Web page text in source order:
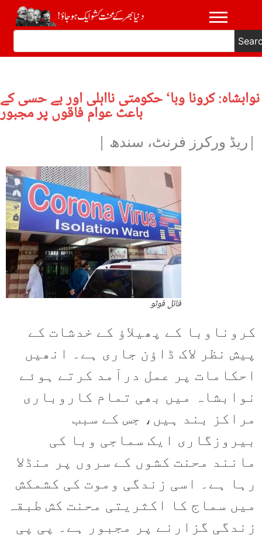
نوابشاہ: کرونا وبا‘ حکومتی نااہلی اور بے حسی کے
باعث عوام فاقوں پر مجبور
|ریڈ ورکرز فرنٹ، سندھ |
فائل فوٹو
کروناوبا کے پھیلاؤ کے خدشات کے
پیش نظر لاک ڈاؤن جاری ہے۔ انھیں
احکامات پر عمل درآمد کرتے ہوئے
نوابشاہ میں بھی تمام کاروباری
مراکز بند ہیں، جس کے سبب
بیروزگاری ایک سماجی وبا کی
مانند محنت کشوں کے سروں پر منڈلا
رہا ہے۔ اسی زندگی وموت کی کشمکش
میں سماج کا اکثریتی محنت کش طبقہ
زندگی گزارنے پر مجبور ہے۔ پی پی